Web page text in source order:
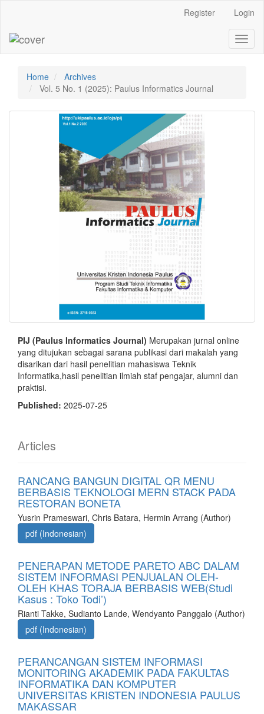
Content
Sidebar
Register Login
Home
Archives
Vol. 5 No. 1 (2025): Paulus Informatics Journal
PIJ (Paulus Informatics Journal) Merupakan jurnal online
yang ditujukan sebagai sarana publikasi dari makalah yang
disarikan dari hasil penelitian mahasiswa Teknik
Informatika,hasil penelitian ilmiah staf pengajar, alumni dan
praktisi.
Published: 2025-07-25
Articles
RANCANG BANGUN DIGITAL QR MENU
BERBASIS TEKNOLOGI MERN STACK PADA
RESTORAN BONETA
Yusrin Prameswari, Chris Batara, Hermin Arrang (Author)
pdf (Indonesian)
PENERAPAN METODE PARETO ABC DALAM
SISTEM INFORMASI PENJUALAN OLEH-
OLEH KHAS TORAJA BERBASIS WEB(Studi
Kasus : Toko Todi’)
Rianti Takke, Sudianto Lande, Wendyanto Panggalo (Author)
pdf (Indonesian)
PERANCANGAN SISTEM INFORMASI
MONITORING AKADEMIK PADA FAKULTAS
INFORMATIKA DAN KOMPUTER
UNIVERSITAS KRISTEN INDONESIA PAULUS
MAKASSAR